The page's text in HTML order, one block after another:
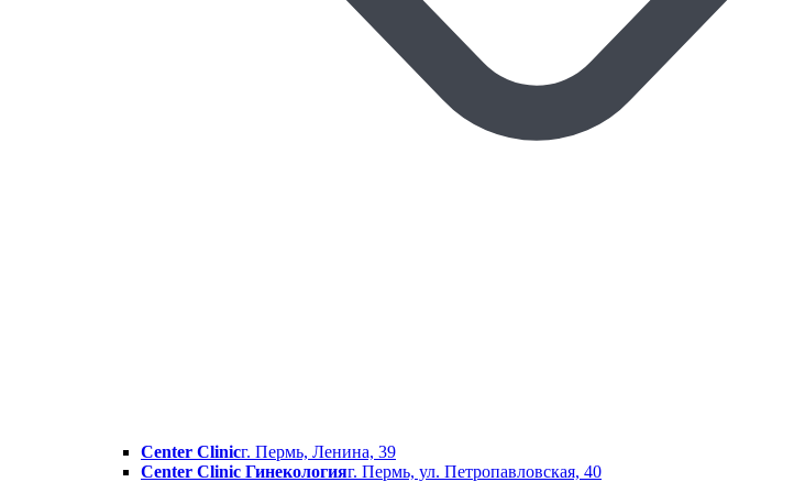
Center Clinicг. Пермь, Ленина, 39
Center Clinic Гинекологияг. Пермь, ул. Петропавловская, 40